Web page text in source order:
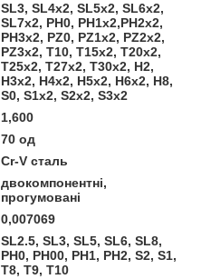
SL3, SL4х2, SL5х2, SL6х2,
SL7х2, PH0, PH1х2,PH2х2,
PH3х2, PZ0, PZ1х2, PZ2х2,
PZ3х2, T10, T15х2, T20х2,
T25х2, T27х2, T30х2, H2,
H3х2, H4х2, H5х2, H6х2, H8,
S0, S1х2, S2х2, S3х2
1,600
70 од
Cr-V сталь
двокомпонентні,
прогумовані
0,007069
SL2.5, SL3, SL5, SL6, SL8,
PH0, PH00, PH1, PH2, S2, S1,
T8, T9, T10